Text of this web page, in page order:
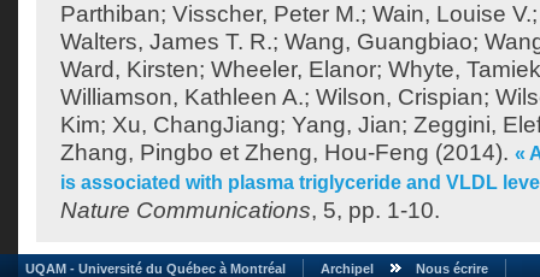
Parthiban; Visscher, Peter M.; Wain, Louise V.
Walters, James T. R.; Wang, Guangbiao;
Ward, Kirsten; Wheeler, Elanor; Whyte,
Williamson, Kathleen A.; Wilson, Crispian;
Kim; Xu, ChangJiang; Yang, Jian; Zeggini,
Zhang, Pingbo et Zheng, Hou-Feng (2014). «
is associated with plasma triglyceride and VLDL
Nature Communications, 5, pp. 1-10.
UQAM - Université du Québec à Montréal Archipel Nous écrire